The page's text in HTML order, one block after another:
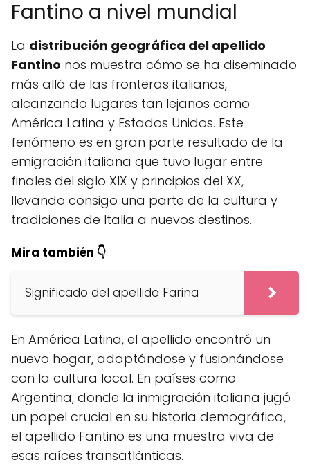
Fantino a nivel mundial
La distribución geográfica del apellido
Fantino nos muestra cómo se ha diseminado
más allá de las fronteras italianas,
alcanzando lugares tan lejanos como
América Latina y Estados Unidos. Este
fenómeno es en gran parte resultado de la
emigración italiana que tuvo lugar entre
finales del siglo XIX y principios del XX,
llevando consigo una parte de la cultura y
tradiciones de Italia a nuevos destinos.
Mira también 👇
Significado del apellido Farina
En América Latina, el apellido encontró un
nuevo hogar, adaptándose y fusionándose
con la cultura local. En países como
Argentina, donde la inmigración italiana jugó
un papel crucial en su historia demográfica,
el apellido Fantino es una muestra viva de
esas raíces transatlánticas.